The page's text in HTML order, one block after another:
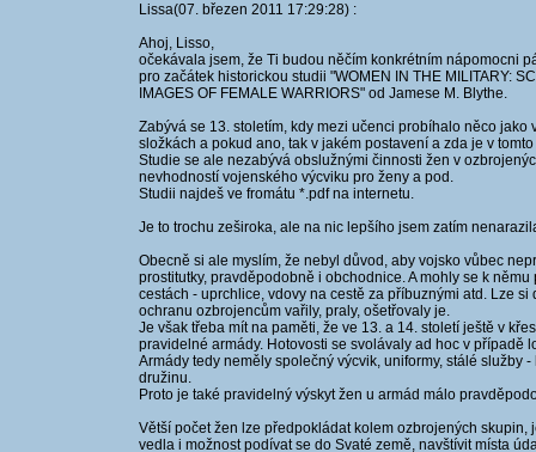
Lissa(07. březen 2011 17:29:28) :
Ahoj, Lisso,
očekávala jsem, že Ti budou něčím konkrétním nápomocni
pro začátek historickou studii "WOMEN IN THE MILITARY:
IMAGES OF FEMALE WARRIORS" od Jamese M. Blythe.
Zabývá se 13. stoletím, kdy mezi učenci probíhalo něco
složkách a pokud ano, tak v jakém postavení a zda je v
Studie se ale nezabývá obslužnými činnosti žen v
nevhodností vojenského výcviku pro ženy a pod.
Studii najdeš ve fromátu *.pdf na internetu.
Je to trochu zeširoka, ale na nic lepšího jsem zatím
Obecně si ale myslím, že nebyl důvod, aby vojsko vůbec
prostitutky, pravděpodobně i obchodnice. A mohly se k
cestách - uprchlice, vdovy na cestě za příbuznými atd. Lze
ochranu ozbrojencům vařily, praly, ošetřovaly je.
Je však třeba mít na paměti, že ve 13. a 14. století ještě v
pravidelné armády. Hotovosti se svolávaly ad hoc v
Armády tedy neměly společný výcvik, uniformy, stálé služby
družinu.
Proto je také pravidelný výskyt žen u armád málo
Větší počet žen lze předpokládat kolem ozbrojených skupin,
vedla i možnost podívat se do Svaté země, navštívit místa